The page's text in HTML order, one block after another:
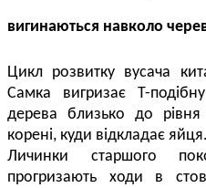
вигинаються навколо
Цикл розвитку вусача
Самка вигризає Т-
дерева близько до
корені, куди відкладає яйця.
Личинки старшого
прогризають ходи в